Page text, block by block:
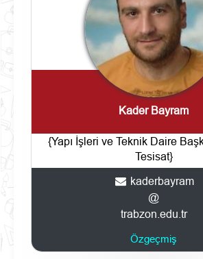
Kader Bayram
{Yapı İşleri ve Teknik Daire
Tesisat}
kaderbayram
@
trabzon.edu.tr
Özgeçmiş